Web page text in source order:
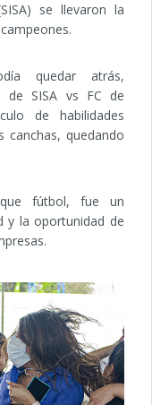
se llevaron la
quedar atrás,
de SISA vs FC de
de habilidades
canchas, quedando
fútbol, fue un
y la oportunidad de